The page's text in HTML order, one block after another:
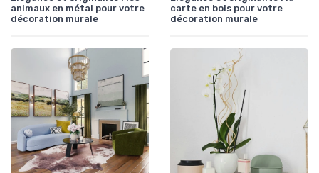
animaux en métal pour votre
décoration murale
carte en bois pour votre
décoration murale